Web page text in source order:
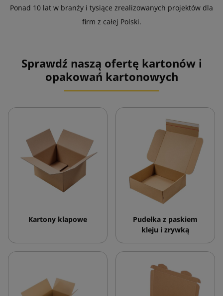
Ponad 10 lat w branży i tysiące zrealizowanych projektów dla
firm z całej Polski.
Sprawdź naszą ofertę kartonów i
opakowań kartonowych
Kartony klapowe
Pudełka z paskiem
kleju i zrywką